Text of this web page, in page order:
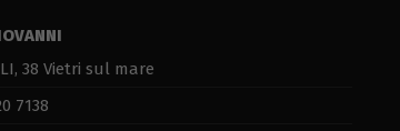
38 Vietri sul mare
7138